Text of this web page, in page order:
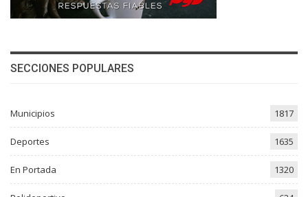
SECCIONES POPULARES
Municipios 1817
Deportes 1635
En Portada 1320